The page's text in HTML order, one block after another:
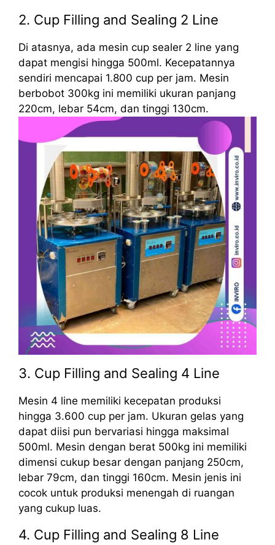
2. Cup Filling and Sealing 2 Line
Di atasnya, ada mesin cup sealer 2 line yang
dapat mengisi hingga 500ml. Kecepatannya
sendiri mencapai 1.800 cup per jam. Mesin
berbobot 300kg ini memiliki ukuran panjang
220cm, lebar 54cm, dan tinggi 130cm.
3. Cup Filling and Sealing 4 Line
Mesin 4 line memiliki kecepatan produksi
hingga 3.600 cup per jam. Ukuran gelas yang
dapat diisi pun bervariasi hingga maksimal
500ml. Mesin dengan berat 500kg ini memiliki
dimensi cukup besar dengan panjang 250cm,
lebar 79cm, dan tinggi 160cm. Mesin jenis ini
cocok untuk produksi menengah di ruangan
yang cukup luas.
4. Cup Filling and Sealing 8 Line